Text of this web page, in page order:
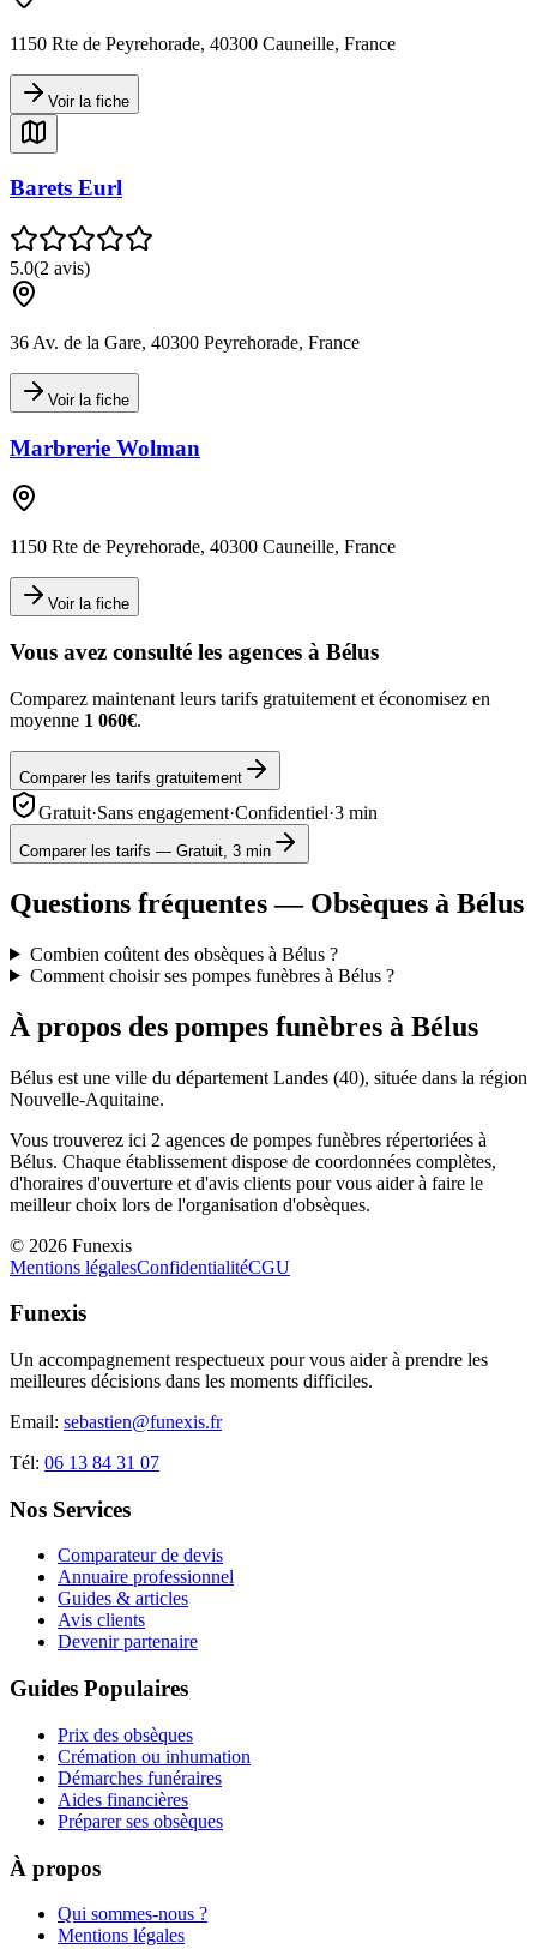
1150 Rte de Peyrehorade, 40300 Cauneille, France
Voir la fiche
Barets Eurl
5.0(2 avis)
36 Av. de la Gare, 40300 Peyrehorade, France
Voir la fiche
Marbrerie Wolman
1150 Rte de Peyrehorade, 40300 Cauneille, France
Voir la fiche
Vous avez consulté les agences à Bélus
Comparez maintenant leurs tarifs gratuitement et économisez en
moyenne 1 060€.
Comparer les tarifs gratuitement
Gratuit·Sans engagement·Confidentiel·3 min
Comparer les tarifs — Gratuit, 3 min
Questions fréquentes — Obsèques à Bélus
Combien coûtent des obsèques à Bélus ?
Comment choisir ses pompes funèbres à Bélus ?
À propos des pompes funèbres à Bélus
Bélus est une ville du département Landes (40), située dans la région
Nouvelle-Aquitaine.
Vous trouverez ici 2 agences de pompes funèbres répertoriées à
Bélus. Chaque établissement dispose de coordonnées complètes,
d'horaires d'ouverture et d'avis clients pour vous aider à faire le
meilleur choix lors de l'organisation d'obsèques.
© 2026 Funexis
Mentions légalesConfidentialitéCGU
Funexis
Un accompagnement respectueux pour vous aider à prendre les
meilleures décisions dans les moments difficiles.
Email: sebastien@funexis.fr
Tél: 06 13 84 31 07
Nos Services
Comparateur de devis
Annuaire professionnel
Guides & articles
Avis clients
Devenir partenaire
Guides Populaires
Prix des obsèques
Crémation ou inhumation
Démarches funéraires
Aides financières
Préparer ses obsèques
À propos
Qui sommes-nous ?
Mentions légales